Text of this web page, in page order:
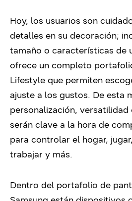
Hoy, los usuarios son
detalles en su decoración;
tamaño o características de
ofrece un completo
Lifestyle que permiten
ajuste a los gustos. De esta
personalización,
serán clave a la hora de
para controlar el hogar,
trabajar y más.
Dentro del portafolio de